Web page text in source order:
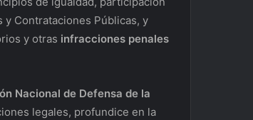
y Contrataciones Públicas, y
y otras infracciones penales
Nacional de Defensa de la
legales, profundice en la